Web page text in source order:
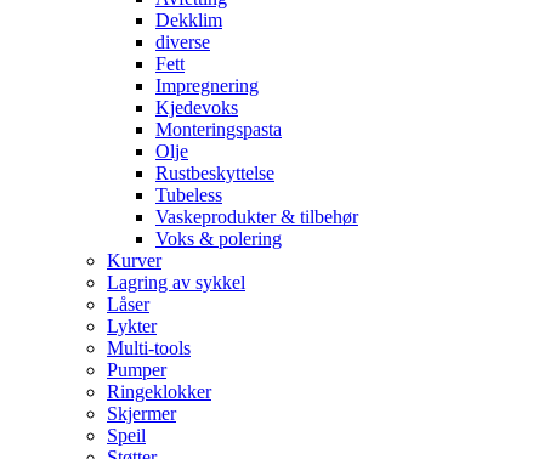
Dekklim
diverse
Fett
Impregnering
Kjedevoks
Monteringspasta
Olje
Rustbeskyttelse
Tubeless
Vaskeprodukter & tilbehør
Voks & polering
Kurver
Lagring av sykkel
Låser
Lykter
Multi-tools
Pumper
Ringeklokker
Skjermer
Speil